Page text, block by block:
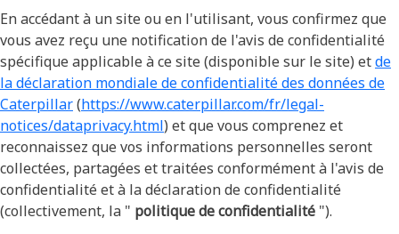
En accédant à un site ou en l'utilisant, vous confirmez que
vous avez reçu une notification de l'avis de confidentialité
spécifique applicable à ce site (disponible sur le site) etde
la déclaration mondiale de confidentialité des données de
Caterpillar(https://www.caterpillar.com/fr/legal-
notices/dataprivacy.html) et que vous comprenez et
reconnaissez que vos informations personnelles seront
collectées, partagées et traitées conformément à l'avis de
confidentialité et à la déclaration de confidentialité
(collectivement, la " politique de confidentialité ").